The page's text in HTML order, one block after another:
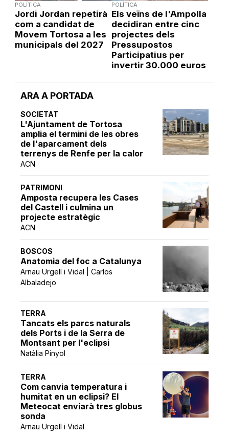
ARA A PORTADA
SOCIETAT
L'Ajuntament de Tortosa
amplia el termini de les obres
de l'aparcament dels
terrenys de Renfe per la calor
ACN
PATRIMONI
Amposta recupera les Cases
del Castell i culmina un
projecte estratègic
ACN
BOSCOS
Anatomia del foc a Catalunya
Arnau Urgell i Vidal | Carlos
Albaladejo
TERRA
Tancats els parcs naturals
dels Ports i de la Serra de
Montsant per l'eclipsi
Natàlia Pinyol
TERRA
Com canvia temperatura i
humitat en un eclipsi? El
Meteocat enviarà tres globus
sonda
Arnau Urgell i Vidal
POLÍTICA
Jordi Jordan repetirà
com a candidat de
Movem Tortosa a les
municipals del 2027
POLÍTICA
Els veïns de l'Ampolla
decidiran entre cinc
projectes dels
Pressupostos
Participatius per
invertir 30.000 euros